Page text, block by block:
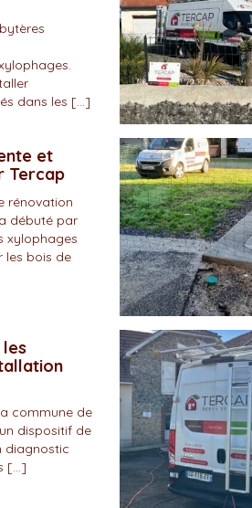
dans les […]
et
Tercap
rénovation
débuté par
xylophages
les bois de
commune de
dispositif de
diagnostic
[…]